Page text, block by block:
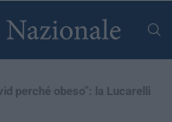
perché obeso”: la Lucarelli